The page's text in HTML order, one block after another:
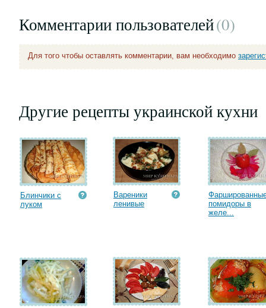
Комментарии пользователей(0)
Для того чтобы оставлять комментарии, вам необходимо
Другие рецепты украинской кухни
Блинчики с
луком
Вареники
ленивые
помидоры в
желе...